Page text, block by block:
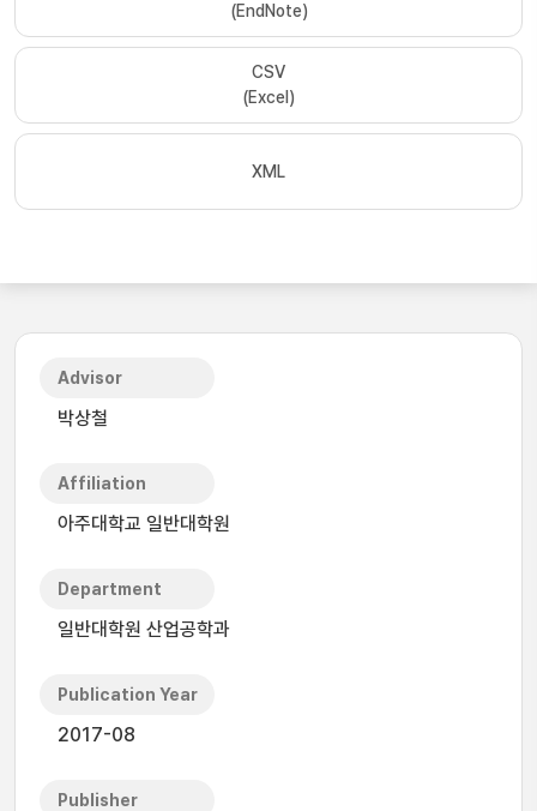
(EndNote)
CSV
(Excel)
XML
Advisor
박상철
Affiliation
아주대학교 일반대학원
Department
일반대학원 산업공학과
Publication Year
2017-08
Publisher